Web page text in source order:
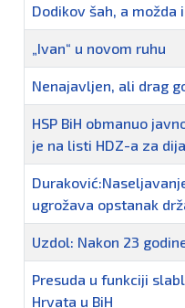
Dodikov šah, a možda
„Ivan“ u novom ruhu
Nenajavljen, ali drag
HSP BiH obmanuo
je na listi HDZ-a za
ugrožava opstanak
Uzdol: Nakon 23
Presuda u funkciji
Hrvata u BiH